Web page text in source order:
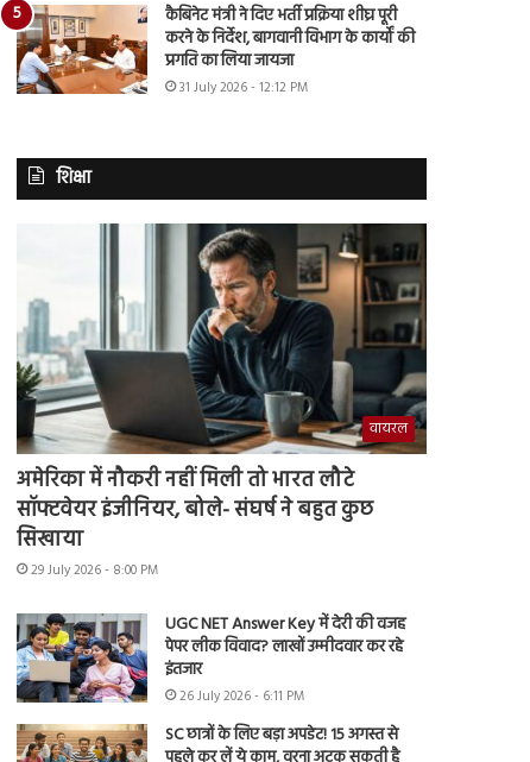
कैबिनेट मंत्री ने दिए भर्ती प्रक्रिया शीघ्र पूरी
करने के निर्देश, बागवानी विभाग के कार्यों की
प्रगति का लिया जायजा
31 July 2026 - 12:12 PM
शिक्षा
वायरल
अमेरिका में नौकरी नहीं मिली तो भारत लौटे
सॉफ्टवेयर इंजीनियर, बोले- संघर्ष ने बहुत कुछ
सिखाया
29 July 2026 - 8:00 PM
UGC NET Answer Key में देरी की वजह
पेपर लीक विवाद? लाखों उम्मीदवार कर रहे
इंतजार
26 July 2026 - 6:11 PM
SC छात्रों के लिए बड़ा अपडेट! 15 अगस्त से